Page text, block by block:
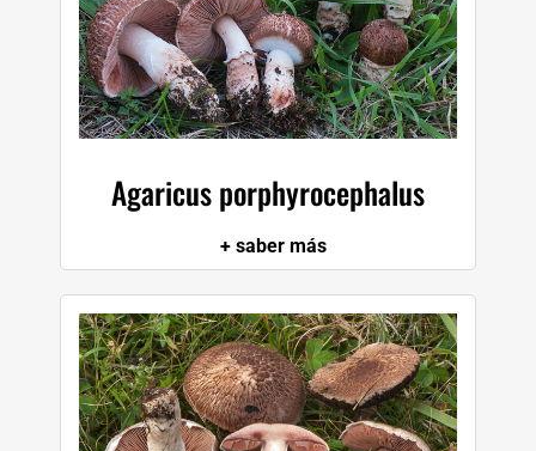
Agaricus porphyrocephalus
+ saber más